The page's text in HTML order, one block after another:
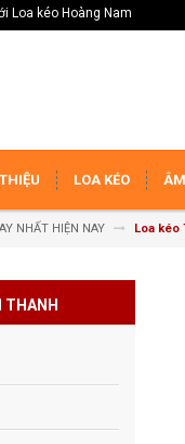
Loa kéo Hoàng Nam
LOA KÉO
NHẤT HIỆN NAY Loa kéo
THANH